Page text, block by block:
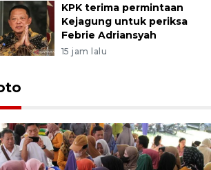
KPK terima permintaan
Kejagung untuk periksa
Febrie Adriansyah
15 jam lalu